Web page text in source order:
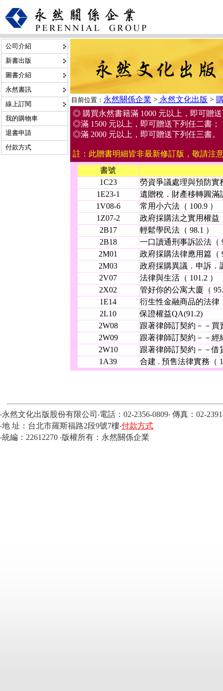
公司介紹
新書出版
圖書介紹
永然書訊
線上訂閱
我的購物車
退書申請
付款方式
目前位置： 永然關係企業 > 永然文化出版 >
◎ 購買永然書籍滿 1000 元以上，即可贈
◎滿 1500 元以上，即可贈送下列任二書；
◎滿 2000 元以上，即可贈送下列任三書。
註：此贈書明細皆非最新修訂版，敬請注
書號
1C23
勞資爭議處理與預防實
1E23-1
遺贈稅．財產移轉圓滿
1V08-6
常用小六法（ 100.9 ）
1Z07-2
政府採購法之實用權益
2B17
輕鬆學民法（ 98.1 ）
2B18
一口讀通刑事訴訟法（
2M01
政府採購法律應用篇（
2M03
政府採購異議．申訴．
2V07
法律與生活（ 101.2 ）
2X02
管好你的公寓大廈（
1E14
衍生性金融商品的法律
2L10
保證權益QA(91.2)
2W08
跟著律師訂契約－－買
2W09
跟著律師訂契約－－經
2W10
跟著律師訂契約－－借
1A39
合建 . 預售法律實務（
‧永然文化出版股份有限公司‧電話：02-2356-0809‧ 傳真：02-
‧地 址：台北市羅斯福路2段9號7樓‧付款方式
‧統編：22612270 ‧版權所有：永然關係企業